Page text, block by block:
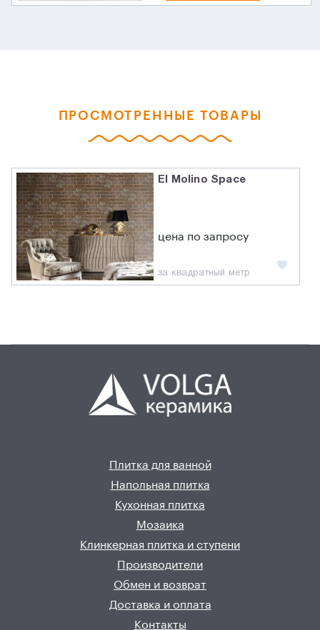
ПРОСМОТРЕННЫЕ ТОВАРЫ
El Molino Space
цена по запросу
за квадратный метр
Плитка для ванной
Напольная плитка
Кухонная плитка
Мозаика
Клинкерная плитка и ступени
Производители
Обмен и возврат
Доставка и оплата
Контакты